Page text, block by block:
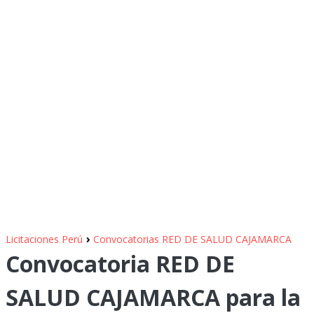
Licitaciones Perú › Convocatorias RED DE SALUD CAJAMARCA
Convocatoria RED DE
SALUD CAJAMARCA para la